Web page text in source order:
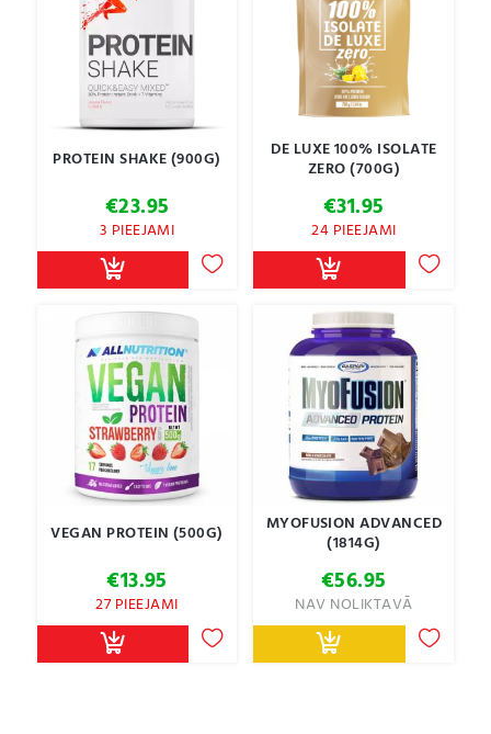
PROTEIN SHAKE (900G)
€23.95
3 PIEEJAMI
DE LUXE 100% ISOLATE
ZERO (700G)
€31.95
24 PIEEJAMI
VEGAN PROTEIN (500G)
€13.95
27 PIEEJAMI
MYOFUSION ADVANCED
(1814G)
€56.95
NAV NOLIKTAVĀ